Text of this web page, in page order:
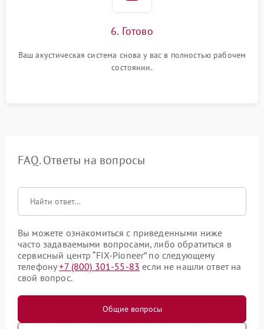
6. Готово
Ваш акустическая система снова у вас в полностью рабочем
состоянии.
FAQ. Ответы на вопросы
Вы можете ознакомиться с приведенными ниже
часто задаваемыми вопросами, либо обратиться в
сервисный центр “FIX-Pioneer” по следующему
телефону+7 (800) 301-55-83 если не нашли ответ на
свой вопрос.
Общие вопросы